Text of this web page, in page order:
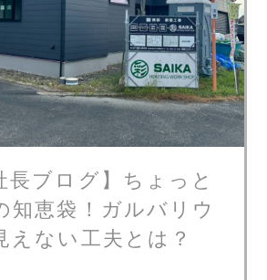
長ブログ】ちょっと
知恵袋！ガルバリウ
えない工夫とは？